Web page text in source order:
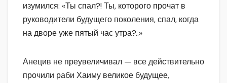
изумился: «Ты спал?! Ты, которого прочат в
руководители будущего поколения, спал, когда
на дворе уже пятый час утра?..»
Анецив не преувеличивал — все действительно
прочили раби Хаиму великое будущее,